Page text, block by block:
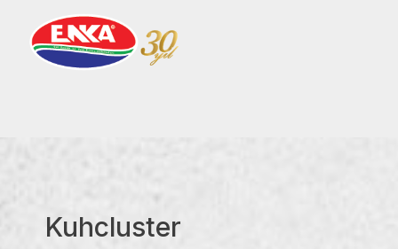
content
Kuhcluster